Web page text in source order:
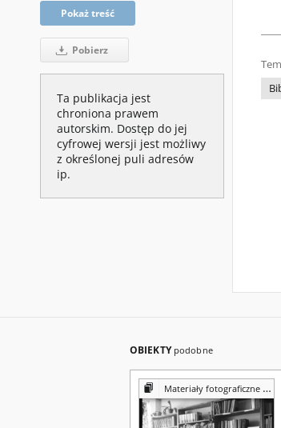
Pokaż treść
Pobierz
Ta publikacja jest
chroniona prawem
autorskim. Dostęp do jej
cyfrowej wersji jest możliwy
z określonej puli adresów
ip.
OBIEKTY podobne
Materiały fotograficzne z Pracowni Reprografii Biblioteki UMCS